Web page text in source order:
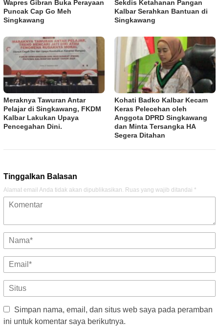
Wapres Gibran Buka Perayaan
Puncak Cap Go Meh
Singkawang
Sekdis Ketahanan Pangan
Kalbar Serahkan Bantuan di
Singkawang
Meraknya Tawuran Antar
Pelajar di Singkawang, FKDM
Kalbar Lakukan Upaya
Pencegahan Dini.
Kohati Badko Kalbar Kecam
Keras Pelecehan oleh
Anggota DPRD Singkawang
dan Minta Tersangka HA
Segera Ditahan
Tinggalkan Balasan
Alamat email Anda tidak akan dipublikasikan. Ruas yang wajib ditandai *
Simpan nama, email, dan situs web saya pada peramban
ini untuk komentar saya berikutnya.